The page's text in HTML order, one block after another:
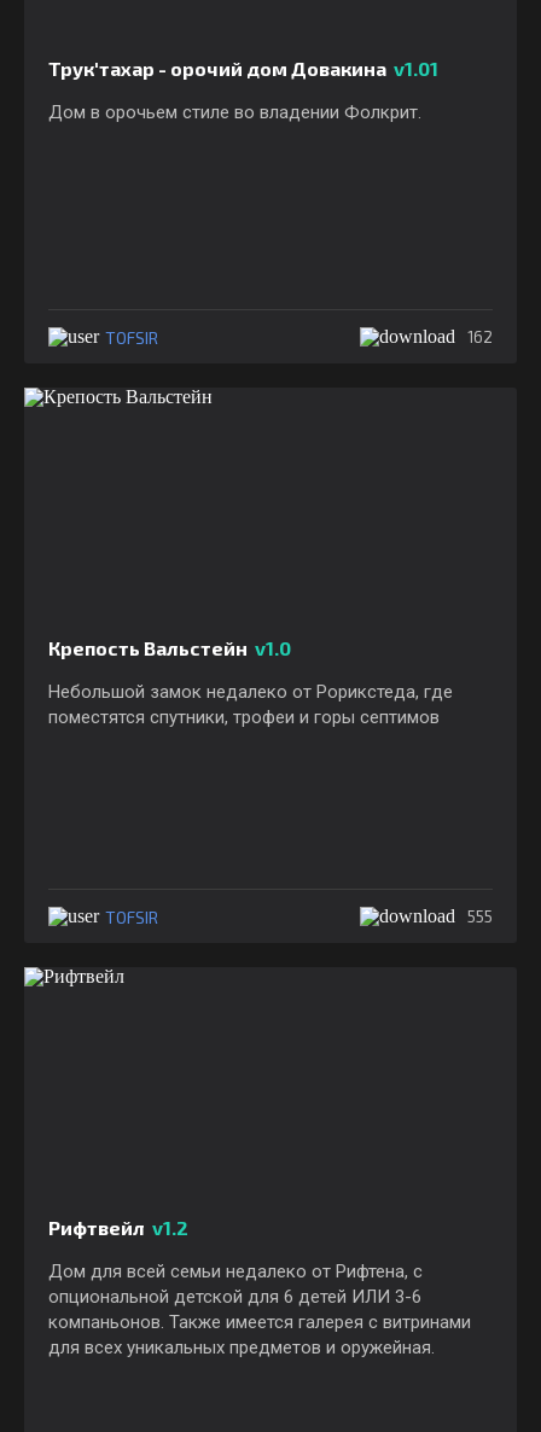
Трук'тахар - орочий дом Довакина v1.01
Дом в орочьем стиле во владении Фолкрит.
TOFSIR 162
Крепость Вальстейн v1.0
Небольшой замок недалеко от Рорикстеда, где
поместятся спутники, трофеи и горы септимов
TOFSIR 555
Рифтвейл v1.2
Дом для всей семьи недалеко от Рифтена, с
опциональной детской для 6 детей ИЛИ 3-6
компаньонов. Также имеется галерея с витринами
для всех уникальных предметов и оружейная.